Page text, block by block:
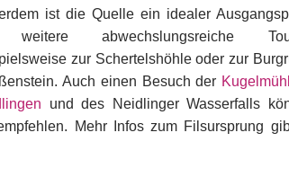
ist die Quelle ein idealer
abwechslungsreiche
zur Schertelshöhle oder zur
Auch einen Besuch der
und des Neidlinger Wasserfalls
Mehr Infos zum Filsursprung